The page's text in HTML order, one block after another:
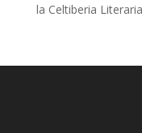
la Celtiberia